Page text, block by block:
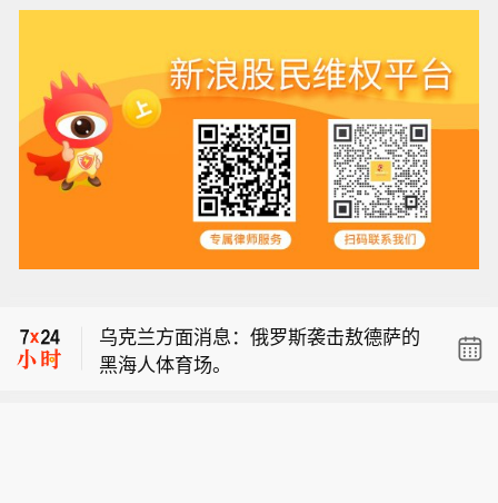
市场消息：斯洛伐克斯洛伐纳夫特炼油
厂发生石油产品燃烧事故，目前消防人
调查】湖北省纪委监委7日通报，武汉
市人大常委会党组副书记、副主任林文
乌克兰方面消息：俄罗斯袭击敖德萨的
黑海人体育场。